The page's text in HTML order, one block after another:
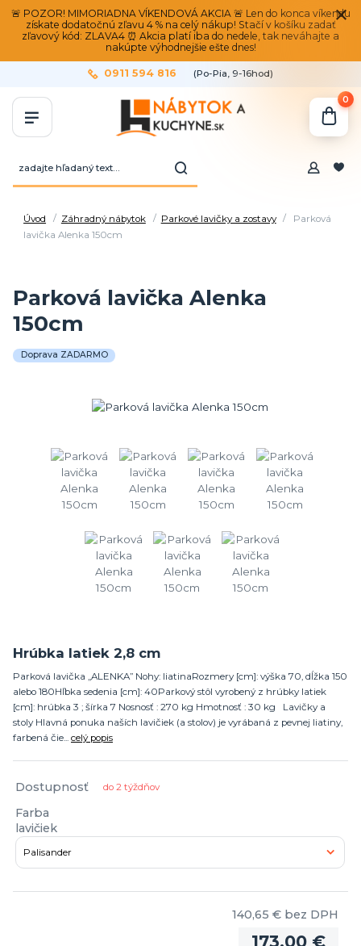
🚨 POZOR! MIMORIADNA VÍKENDOVÁ AKCIA 🚨 Len do konca víkendu
získate dodatočnú zľavu 4 % na celý nákup! Stačí v košíku zadať
zľavový kód: ZLAVA4 ⏰ Akcia platí iba do nedele, tak neváhajte a
nakúpte výhodnejšie ešte dnes!
0911 594 816 (Po-Pia, 9-16hod)
0
Úvod Záhradný nábytok Parkové lavičky a zostavy
Parková
lavička Alenka 150cm
Parková lavička Alenka
150cm
Doprava ZADARMO
Hrúbka latiek 2,8 cm
Parková lavička „ALENKA” Nohy: liatinaRozmery [cm]: výška 70, dĺžka 150
alebo 180Hľbka sedenia [cm]: 40Parkový stôl vyrobený z hrúbky latiek
[cm]: hrúbka 3 ; šírka 7 Nosnosť : 270 kg Hmotnosť : 30 kg Lavičky a
stoly Hlavná ponuka naších lavičiek (a stolov) je vyrábaná z pevnej liatiny,
farbená čie... celý popis
Dostupnosť do 2 týždňov
Farba
lavičiek
173,00 €
140,65 € bez DPH